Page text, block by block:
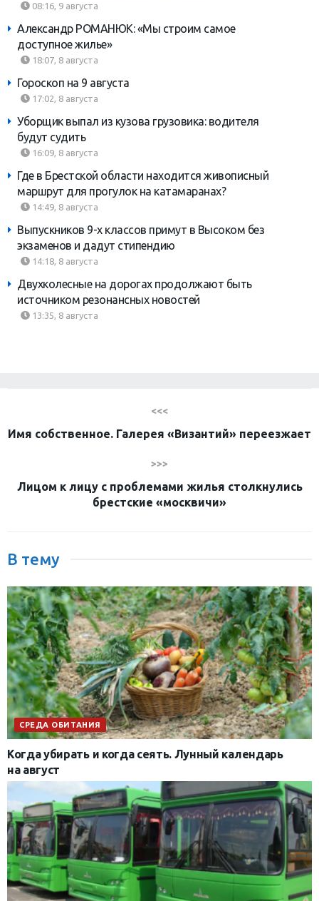
08:16, 9 августа
Александр РОМАНЮК: «Мы строим самое
доступное жилье»
18:07, 8 августа
Гороскоп на 9 августа
17:02, 8 августа
Уборщик выпал из кузова грузовика: водителя
будут судить
16:09, 8 августа
Где в Брестской области находится живописный
маршрут для прогулок на катамаранах?
14:49, 8 августа
Выпускников 9-х классов примут в Высоком без
экзаменов и дадут стипендию
14:18, 8 августа
Двухколесные на дорогах продолжают быть
источником резонансных новостей
13:35, 8 августа
<<<
Имя собственное. Галерея «Византий» переезжает
>>>
Лицом к лицу с проблемами жилья столкнулись
брестские «москвичи»
В тему
СРЕДА ОБИТАНИЯ
Когда убирать и когда сеять. Лунный календарь
на август